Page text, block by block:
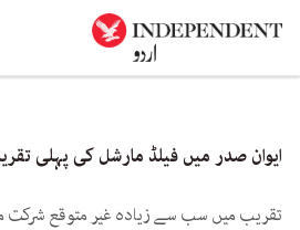
ایوان صدر میں فیلڈ مارشل کی پہلی
تقریب میں سب سے زیادہ غیر متوقع شرکت